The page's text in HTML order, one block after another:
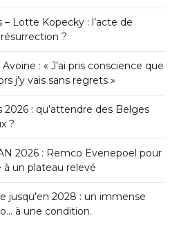
Lotte Kopecky : l’acte de
?
: « J’ai pris conscience que
j’y vais sans regrets »
: qu’attendre des Belges
?
2026 : Remco Evenepoel pour
un plateau relevé
jusqu’en 2028 : un immense
à une condition.